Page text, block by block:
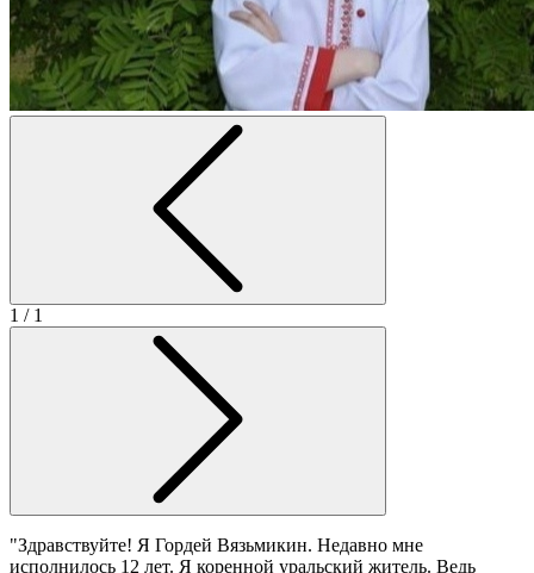
1 / 1
"Здравствуйте! Я Гордей Вязьмикин. Недавно мне
исполнилось 12 лет. Я коренной уральский житель. Ведь